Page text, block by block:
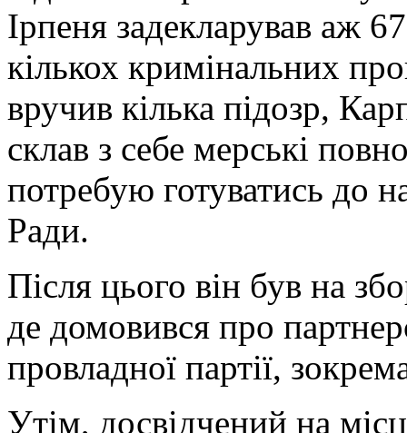
Ірпеня задекларував аж
кількох кримінальних
вручив кілька підозр,
склав з себе мерські
потребую готуватись до
Ради.
Після цього він був на
де домовився про
провладної партії,
Утім, досвідчений на